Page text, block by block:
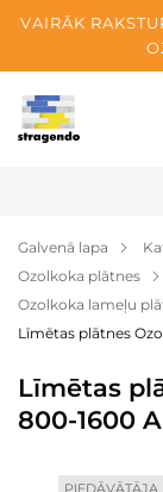
VAIRĀK
Tallina
Apmaksa
Par mums
Blogs
Galvenā lapa
Ozolkoka plātnes
Ozolkoka lameļu
Līmētas plātnes
Līmētas
800-1600
PIEDĀVĀTĀJA